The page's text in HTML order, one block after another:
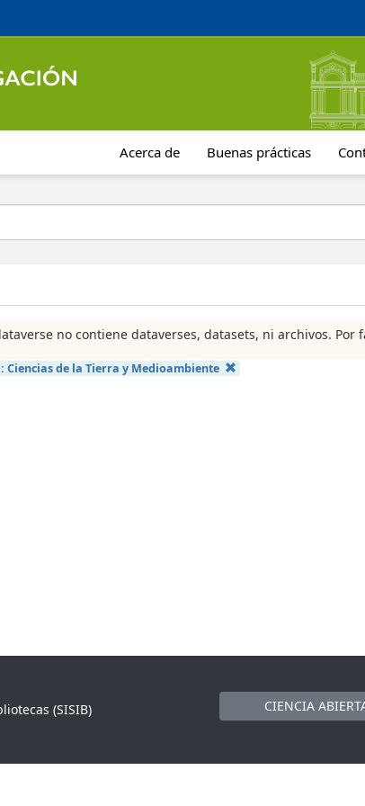
Acerca de Buenas prácticas
no contiene dataverses, datasets, ni archivos. Por
Ciencias de la Tierra y Medioambiente
(SISIB)
CIENCIA